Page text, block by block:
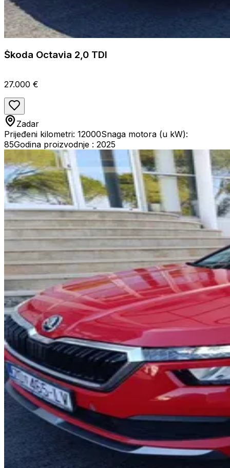
Škoda Octavia 2,0 TDI
27.000 €
Zadar
Prijeđeni kilometri: 12000Snaga motora (u kW):
85Godina proizvodnje : 2025